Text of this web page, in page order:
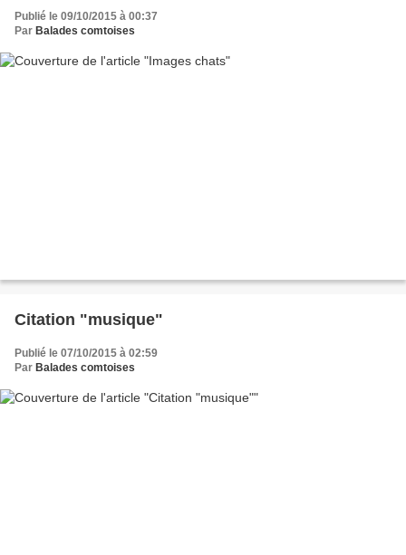
Publié le 09/10/2015 à 00:37
Par Balades comtoises
Citation "musique"
Publié le 07/10/2015 à 02:59
Par Balades comtoises